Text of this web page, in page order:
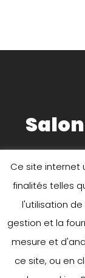
Ce site internet
finalités telles
l'utilisation de
gestion et la
mesure et
ce site, ou en